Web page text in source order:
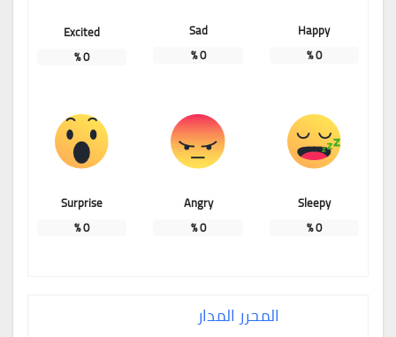
Happy
0
%
Sad
0
%
Excited
0
%
Sleepy
0
%
Angry
0
%
Surprise
0
%
المحرر المدار